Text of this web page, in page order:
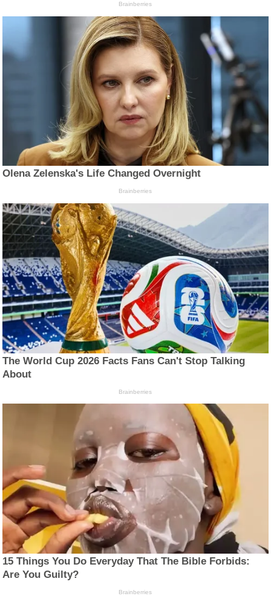
Brainberries
Olena Zelenska's Life Changed Overnight
Brainberries
The World Cup 2026 Facts Fans Can't Stop Talking
About
Brainberries
15 Things You Do Everyday That The Bible Forbids:
Are You Guilty?
Brainberries